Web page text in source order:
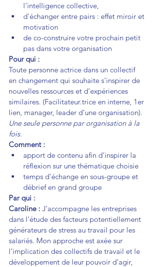
l’intelligence collective,
d'échanger entre pairs : effet miroir et
motivation
de co-construire votre prochain petit
pas dans votre organisation
Pour qui :
Toute personne actrice dans un collectif
en changement qui souhaite s’inspirer de
nouvelles ressources et d’expériences
similaires. (Facilitateur.trice en interne, 1er
lien, manager, leader d’une organisation).
Une seule personne par organisation à la
fois.
Comment :
apport de contenu afin d’inspirer la
réflexion sur une thématique choisie
temps d’échange en sous-groupe et
débrief en grand groupe
Par qui :
Caroline : J’accompagne les entreprises
dans l’étude des facteurs potentiellement
générateurs de stress au travail pour les
salariés. Mon approche est axée sur
l’implication des collectifs de travail et le
développement de leur pouvoir d'agir,